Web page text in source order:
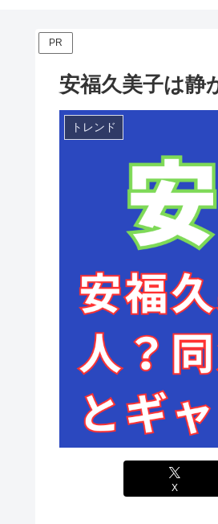
PR
安福久美子は静
トレンド
X